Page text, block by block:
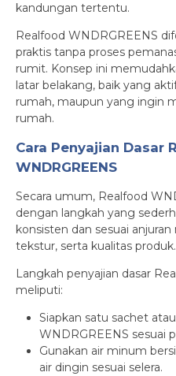
kandungan tertentu.
Realfood WNDRGREENS
praktis tanpa proses
rumit. Konsep ini
latar belakang, baik yang
rumah, maupun yang ingin
rumah.
Cara Penyajian Dasar
WNDRGREENS
Secara umum, Realfood
dengan langkah yang
konsisten dan sesuai
tekstur, serta kualitas produk.
Langkah penyajian dasar
meliputi:
Siapkan satu sachet
WNDRGREENS sesuai
Gunakan air minum
air dingin sesuai selera.